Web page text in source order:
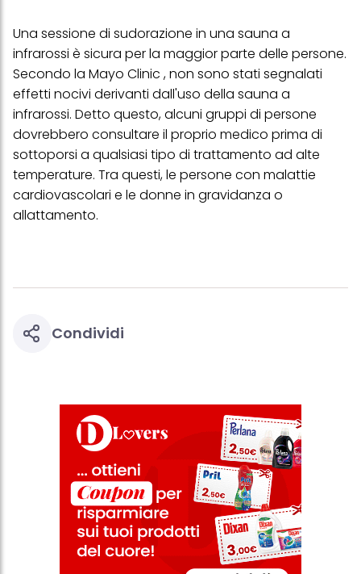
Una sessione di sudorazione in una sauna a
infrarossi è sicura per la maggior parte delle persone.
Secondo la Mayo Clinic , non sono stati segnalati
effetti nocivi derivanti dall'uso della sauna a
infrarossi. Detto questo, alcuni gruppi di persone
dovrebbero consultare il proprio medico prima di
sottoporsi a qualsiasi tipo di trattamento ad alte
temperature. Tra questi, le persone con malattie
cardiovascolari e le donne in gravidanza o
allattamento.
Condividi
trattamento dei tuoi dati / sull'uso dei cookie e consentirli per uno o
acconsenti all'uso dei cookie e al trattamento dei tuoi dati
personali per tutte le finalità sopra indicate. Se fai clic su "Rifiuta",
verranno utilizzati solo i cookie tecnicamente necessari per fornirti
questo sito web.